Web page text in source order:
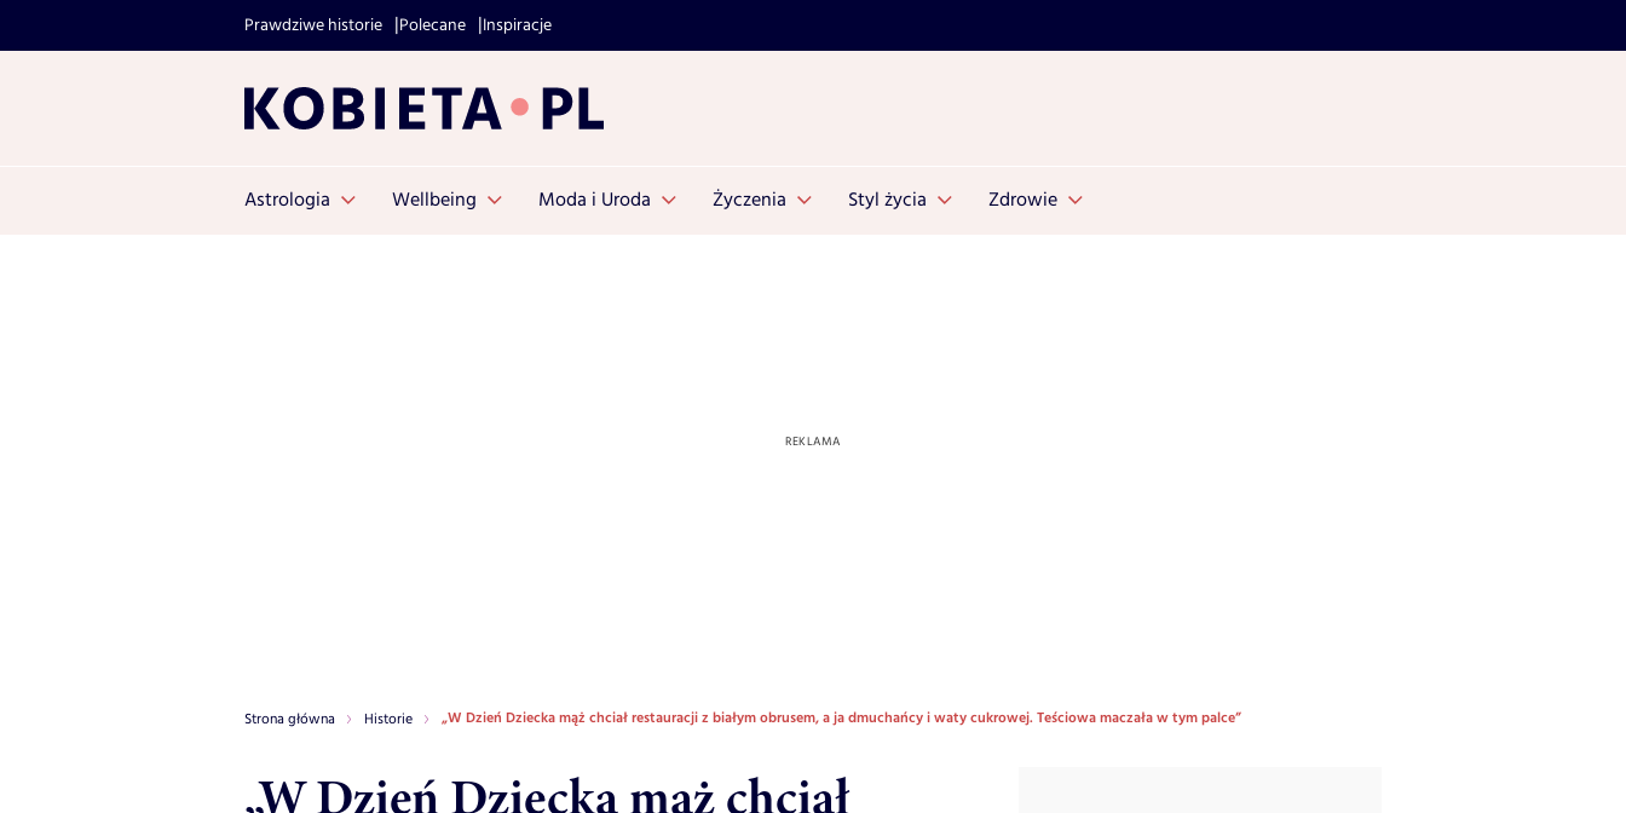
Prawdziwe historie Polecane Inspiracje
Astrologia Wellbeing Moda i Uroda Życzenia Styl życia Zdrowie
Strona główna Historie „W Dzień Dziecka mąż chciał restauracji z białym obrusem, a ja dmuchańcy i waty cukrowej. Teściowa maczała w tym palce”
„W Dzień Dziecka mąż chciał